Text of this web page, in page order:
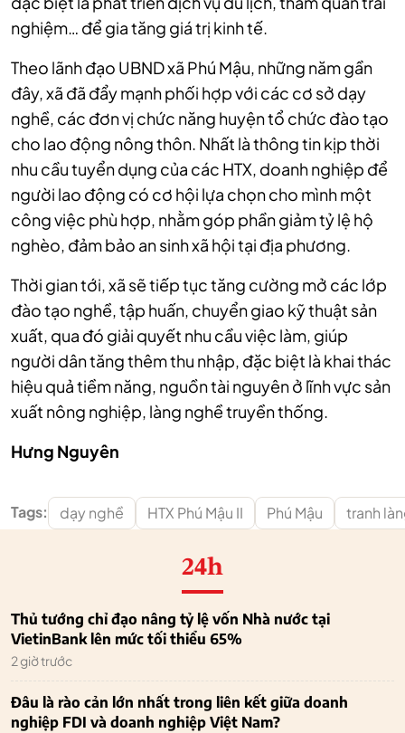
nghiệm… để gia tăng giá trị kinh tế.
Theo lãnh đạo UBND xã Phú Mậu, những năm gần
đây, xã đã đẩy mạnh phối hợp với các cơ sở dạy
nghề, các đơn vị chức năng huyện tổ chức đào tạo
cho lao động nông thôn. Nhất là thông tin kịp thời
nhu cầu tuyển dụng của các HTX, doanh nghiệp để
người lao động có cơ hội lựa chọn cho mình một
công việc phù hợp, nhằm góp phần giảm tỷ lệ hộ
nghèo, đảm bảo an sinh xã hội tại địa phương.
Thời gian tới, xã sẽ tiếp tục tăng cường mở các lớp
đào tạo nghề, tập huấn, chuyển giao kỹ thuật sản
xuất, qua đó giải quyết nhu cầu việc làm, giúp
người dân tăng thêm thu nhập, đặc biệt là khai thác
hiệu quả tiềm năng, nguồn tài nguyên ở lĩnh vực sản
xuất nông nghiệp, làng nghề truyền thống.
Hưng Nguyên
Tags: dạy nghề HTX Phú Mậu II Phú Mậu tranh
24h
Thủ tướng chỉ đạo nâng tỷ lệ vốn Nhà nước tại
VietinBank lên mức tối thiểu 65%
2 giờ trước
Đâu là rào cản lớn nhất trong liên kết giữa doanh
nghiệp FDI và doanh nghiệp Việt Nam?